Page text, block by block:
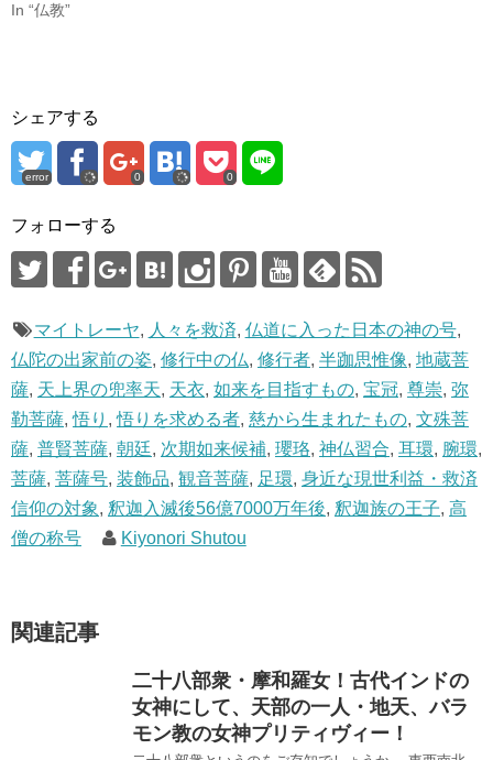
き
ま
ま
す
In “仏教”
シェアする
error 0 0
フォローする
マイトレーヤ, 人々を救済, 仏道に入った日本の神の号,
仏陀の出家前の姿, 修行中の仏, 修行者, 半跏思惟像, 地蔵菩
薩, 天上界の兜率天, 天衣, 如来を目指すもの, 宝冠, 尊崇, 弥
勒菩薩,悟り ,悟りを求める者, 慈から生まれたもの, 文殊菩
薩, 普賢菩薩, 朝廷, 次期如来候補, 瓔珞, 神仏習合, 耳環, 腕環,
菩薩, 菩薩号, 装飾品, 観音菩薩, 足環, 身近な現世利益・救済
信仰の対象, 釈迦入滅後56億7000万年後, 釈迦族の王子, 高
僧の称号
Kiyonori Shutou
関連記事
二十八部衆・摩和羅女！古代インドの
女神にして、天部の一人・地天、バラ
モン教の女神プリティヴィー！